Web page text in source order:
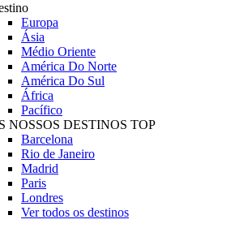
Europa
Ásia
Médio Oriente
América Do Norte
América Do Sul
África
Pacífico
NOSSOS DESTINOS TOP
Barcelona
Rio de Janeiro
Madrid
Paris
Londres
Ver todos os destinos